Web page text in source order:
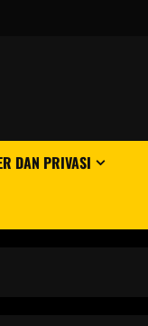
DAN PRIVASI